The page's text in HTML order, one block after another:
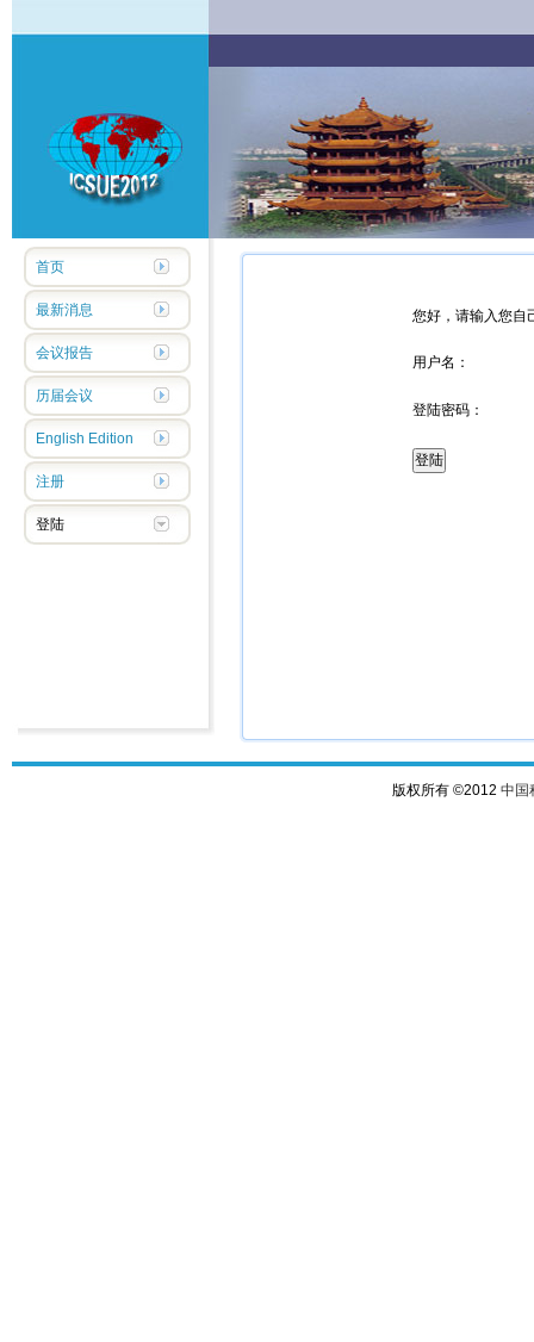
首页
最新消息
会议报告
历届会议
English Edition
注册
登陆
您好，请输入您自
用户名：
登陆密码：
版权所有 ©2012 中国